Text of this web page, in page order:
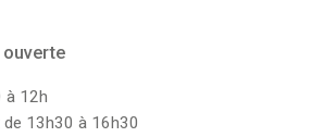
à 12h
de 13h30 à 16h30